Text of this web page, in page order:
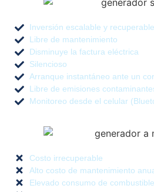
Inversión escalable y recuperable
Libre de mantenimiento
Disminuye la factura eléctrica
Silencioso
Arranque instantáneo ante un
Libre de emisiones
Monitoreo desde el celular
Costo irrecuperable
Alto costo de mantenimiento
Elevado consumo de combustible